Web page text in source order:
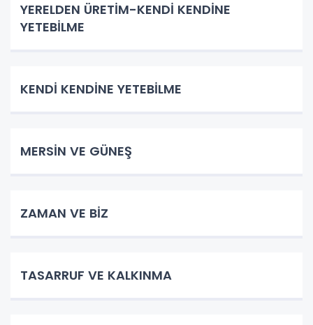
YERELDEN ÜRETİM-KENDİ KENDİNE
YETEBİLME
KENDİ KENDİNE YETEBİLME
MERSİN VE GÜNEŞ
ZAMAN VE BİZ
TASARRUF VE KALKINMA